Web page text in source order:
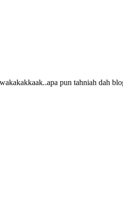
pun tahniah dah